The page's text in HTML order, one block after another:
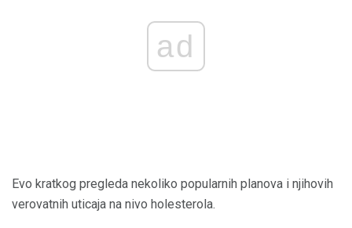
ad
Evo kratkog pregleda nekoliko popularnih planova i njihovih
verovatnih uticaja na nivo holesterola.